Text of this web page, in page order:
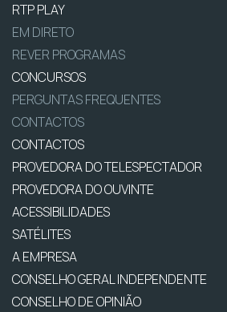
RTP PLAY
EM DIRETO
REVER PROGRAMAS
CONCURSOS
PERGUNTAS FREQUENTES
CONTACTOS
CONTACTOS
PROVEDORA DO TELESPECTADOR
PROVEDORA DO OUVINTE
ACESSIBILIDADES
SATÉLITES
A EMPRESA
CONSELHO GERAL INDEPENDENTE
CONSELHO DE OPINIÃO